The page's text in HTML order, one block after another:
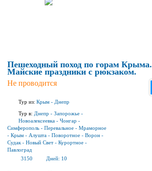
Пешеходный поход по горам Крыма.
Майские праздники с рюкзаком.
Не проводится
Тур из: Крым - Днепр
Тур в: Днепр - Запорожье -
Новоалексеевка - Чонгар -
Симферополь - Перевальное - Мраморное
- Крым - Алушта - Поворотное - Ворон -
Судак - Новый Свет - Курортное -
Павлоград
3150
Дней: 10